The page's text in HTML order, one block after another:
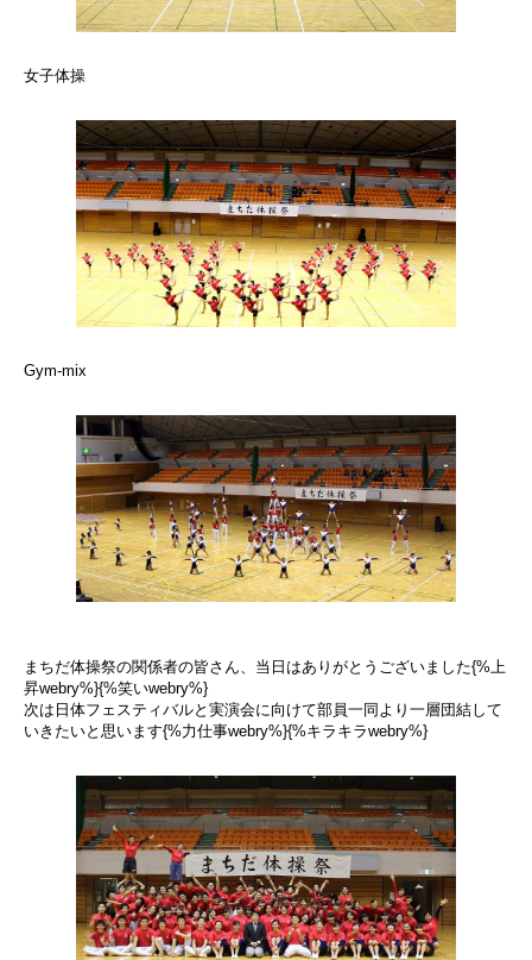
女子体操
Gym-mix
まちだ体操祭の関係者の皆さん、当日はありがとうございました{%上
昇webry%}{%笑いwebry%}
次は日体フェスティバルと実演会に向けて部員一同より一層団結して
いきたいと思います{%力仕事webry%}{%キラキラwebry%}